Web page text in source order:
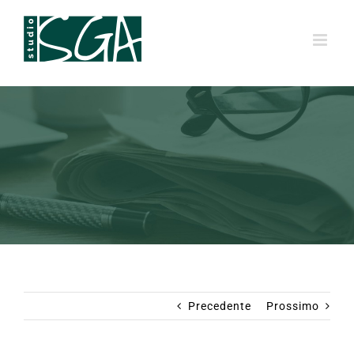
contenuto
Precedente Prossimo